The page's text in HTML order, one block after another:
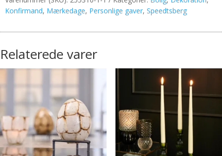
Konfirmand, Mærkedage, Personlige gaver, Speedtsberg
Relaterede varer